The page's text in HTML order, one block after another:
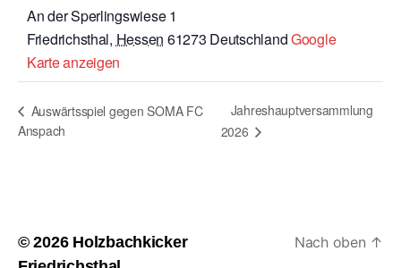
An der Sperlingswiese 1
Friedrichsthal, Hessen 61273 DeutschlandGoogle
Karte anzeigen
Auswärtsspiel gegen SOMA FC
Anspach
Jahreshauptversammlung
2026
© 2026 Holzbachkicker
Nach oben ↑